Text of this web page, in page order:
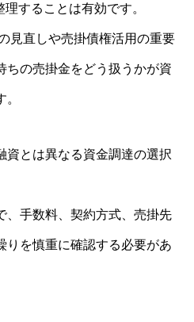
することは有効です。
見直しや売掛債権活用の重要
ちの売掛金をどう扱うかが資
資とは異なる資金調達の選択
、手数料、契約方式、売掛先
りを慎重に確認する必要があ